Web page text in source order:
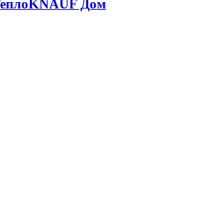
Дом